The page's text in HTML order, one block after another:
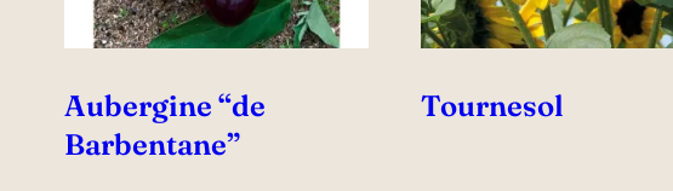
Aubergine “de
Barbentane”
Tournesol